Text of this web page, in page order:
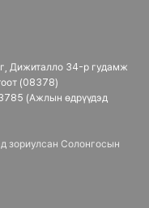
Дижиталло 34-р гудамж
(08378)
(Ажлын өдрүүдэд
зориулсан Солонгосын